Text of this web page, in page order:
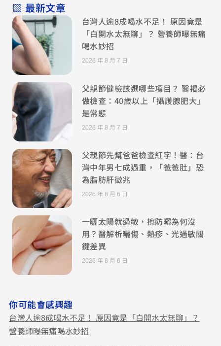
▧ 最新文章
台灣人逾8成喝水不足！ 原因竟是
「白開水太無聊」？ 營養師曝無痛
喝水妙招
2026 年 8 月 7 日
父親節健檢該選哪些項目？ 醫揭必
做檢查：40歲以上「攝護腺肥大」
是常態
2026 年 8 月 7 日
父親節先幫爸爸檢查紅字！醫：台
灣中年男七成過重，「爸爸肚」恐
為脂肪肝徵兆
2026 年 8 月 6 日
一曬太陽就過敏，擦防曬為何沒
用？醫解析曬傷、熱疹、光過敏關
鍵差異
2026 年 8 月 6 日
你可能會感興趣
台灣人逾8成喝水不足！ 原因竟是「白開水太無聊」？
營養師曝無痛喝水妙招